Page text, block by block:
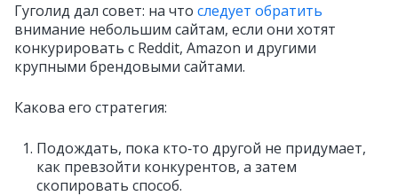
Гуголид дал совет: на что следует обратить
внимание небольшим сайтам, если они хотят
конкурировать с Reddit, Amazon и другими
крупными брендовыми сайтами.
Какова его стратегия:
Подождать, пока кто‑то другой не придумает,
как превзойти конкурентов, а затем
скопировать способ.